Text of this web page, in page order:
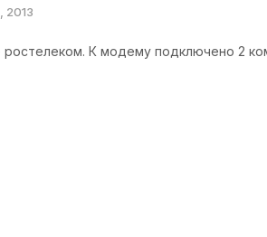
2013
К модему подключено 2